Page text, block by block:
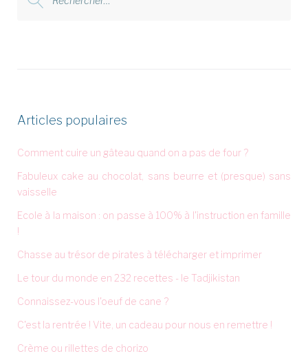
Articles populaires
Comment cuire un gâteau quand on a pas de four ?
Fabuleux cake au chocolat, sans beurre et (presque) sans
vaisselle
Ecole à la maison : on passe à 100% à l'instruction en famille
!
Chasse au trésor de pirates à télécharger et imprimer
Le tour du monde en 232 recettes - le Tadjikistan
Connaissez-vous l'oeuf de cane ?
C'est la rentrée ! Vite, un cadeau pour nous en remettre !
Crème ou rillettes de chorizo